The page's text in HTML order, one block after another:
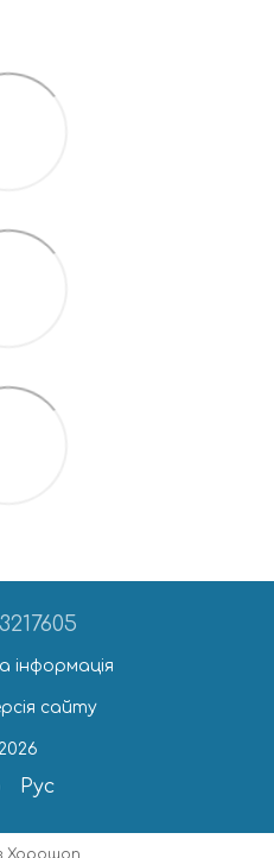
інформація
сайту
Рус
Хорошоп